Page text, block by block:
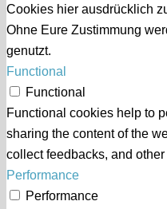
Cookies hier ausdrücklich
Ohne Eure Zustimmung
genutzt.
Functional
Functional
Functional cookies help to
sharing the content of the
collect feedbacks, and
Performance
Performance